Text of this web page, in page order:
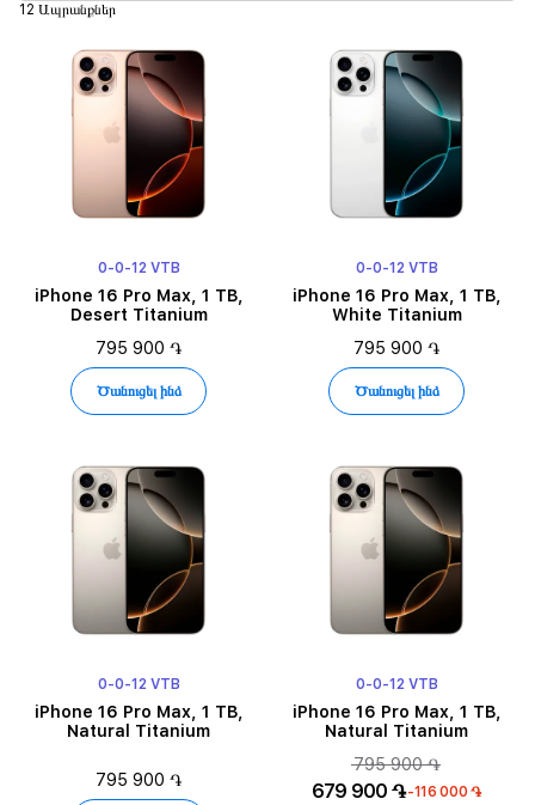
Հիմնական տեսախցիկ
Վիդեոյի վերարտադրման ժամանակ
SIM քարտի տեսակը
12 Ապրանքներ
0-0-12 VTB
iPhone 16 Pro Max, 1 TB,
Desert Titanium
795 900 ֏
Ծանուցել ինձ
0-0-12 VTB
iPhone 16 Pro Max, 1 TB,
White Titanium
795 900 ֏
Ծանուցել ինձ
0-0-12 VTB
iPhone 16 Pro Max, 1 TB,
Natural Titanium
795 900 ֏
0-0-12 VTB
iPhone 16 Pro Max, 1 TB,
Natural Titanium
795 900 ֏
679 900 ֏-116 000 ֏